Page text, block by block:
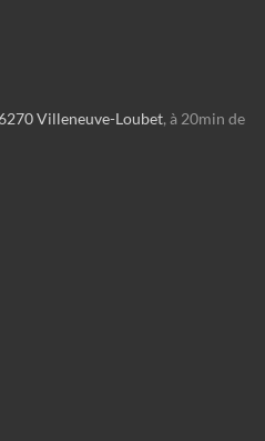
Villeneuve-Loubet, à 20min de